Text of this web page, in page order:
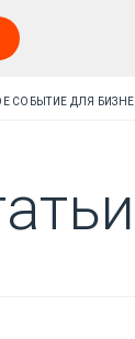
СОБЫТИЕ ДЛЯ